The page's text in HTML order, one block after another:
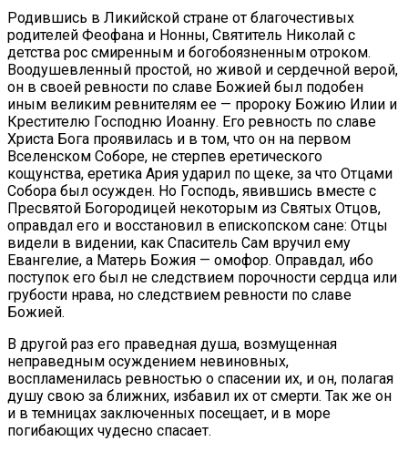
Родившись в Ликийской стране от благочестивых
родителей Феофана и Нонны, Святитель Николай с
детства рос смиренным и богобоязненным отроком.
Воодушевленный простой, но живой и сердечной верой,
он в своей ревности по славе Божией был подобен
иным великим ревнителям ее — пророку Божию Илии и
Крестителю Господню Иоанну. Его ревность по славе
Христа Бога проявилась и в том, что он на первом
Вселенском Соборе, не стерпев еретического
кощунства, еретика Ария ударил по щеке, за что Отцами
Собора был осужден. Но Господь, явившись вместе с
Пресвятой Богородицей некоторым из Святых Отцов,
оправдал его и восстановил в епископском сане: Отцы
видели в видении, как Спаситель Сам вручил ему
Евангелие, а Матерь Божия — омофор. Оправдал, ибо
поступок его был не следствием порочности сердца или
грубости нрава, но следствием ревности по славе
Божией.
В другой раз его праведная душа, возмущенная
неправедным осуждением невиновных,
воспламенилась ревностью о спасении их, и он, полагая
душу свою за ближних, избавил их от смерти. Так же он
и в темницах заключенных посещает, и в море
погибающих чудесно спасает.